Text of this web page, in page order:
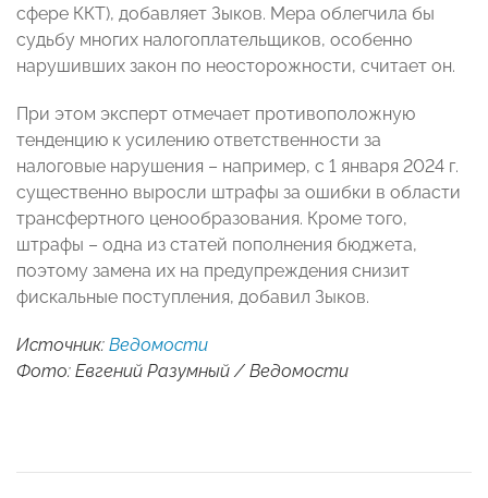
сфере ККТ), добавляет Зыков. Мера облегчила бы
судьбу многих налогоплательщиков, особенно
нарушивших закон по неосторожности, считает он.
При этом эксперт отмечает противоположную
тенденцию к усилению ответственности за
налоговые нарушения – например, с 1 января 2024 г.
существенно выросли штрафы за ошибки в области
трансфертного ценообразования. Кроме того,
штрафы – одна из статей пополнения бюджета,
поэтому замена их на предупреждения снизит
фискальные поступления, добавил Зыков.
Источник: Ведомости
Фото: Евгений Разумный / Ведомости